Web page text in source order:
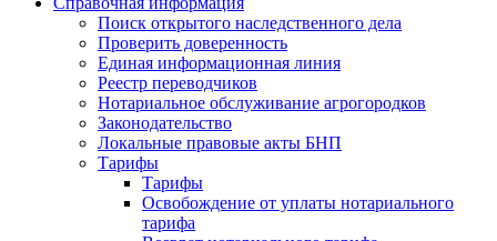
Поиск открытого наследственного дела
Проверить доверенность
Единая информационная линия
Реестр переводчиков
Нотариальное обслуживание агрогородков
Законодательство
Локальные правовые акты БНП
Тарифы
Тарифы
Освобождение от уплаты нотариального
тарифа